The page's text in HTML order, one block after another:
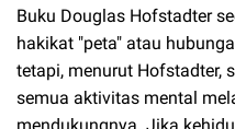
Buku Douglas Hofstadter
hakikat "peta" atau
tetapi, menurut Hofstadter,
semua aktivitas mental